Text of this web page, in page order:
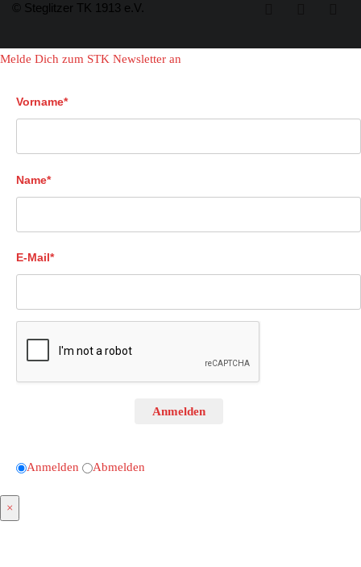
© Steglitzer TK 1913 e.V.
Melde Dich zum STK Newsletter an
Vorname*
Name*
E-Mail*
Anmelden
Anmelden Abmelden
×